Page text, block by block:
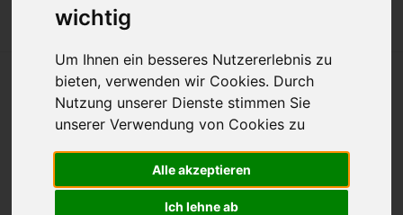
wichtig
Um Ihnen ein besseres Nutzererlebnis zu
bieten, verwenden wir Cookies. Durch
Nutzung unserer Dienste stimmen Sie
unserer Verwendung von Cookies zu
Alle akzeptieren
Ich lehne ab
Home Produkte
Alexa, Kaffee- / Teelöffel 145
mm
Artikel-Nr.:SOL-123510